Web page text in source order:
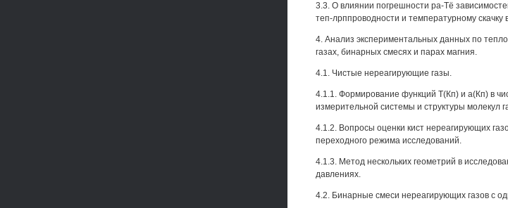
3.3. О влиянии погрешности ра-Тё
теп-лрппроводности и температурному
4. Анализ экспериментальных данных по
газах, бинарных смесях и парах магния.
4.1. Чистые нереагирующие газы.
4.1.1. Формирование функций Т(Кп) и а(Кп) в
измерительной системы и структуры молекул
4.1.2. Вопросы оценки кист нереагирующих
переходного режима исследований.
4.1.3. Метод нескольких геометрий в
давлениях.
4.2. Бинарные смеси нереагирующих газов с